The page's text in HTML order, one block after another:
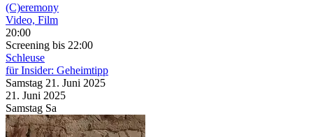
(C)eremony
Video, Film
20:00
Screening bis 22:00
Schleuse
für Insider: Geheimtipp
Samstag 21. Juni 2025
21. Juni 2025
Samstag Sa